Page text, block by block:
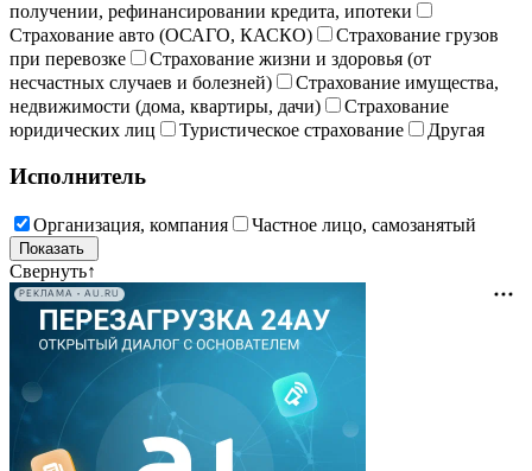
получении, рефинансировании кредита, ипотеки
Страхование авто (ОСАГО, КАСКО)
Страхование грузов
при перевозке
Страхование жизни и здоровья (от
несчастных случаев и болезней)
Страхование имущества,
недвижимости (дома, квартиры, дачи)
Страхование
юридических лиц
Туристическое страхование Другая
Исполнитель
Организация, компания Частное лицо, самозанятый
Свернуть↑
РЕКЛАМА • AU.RU